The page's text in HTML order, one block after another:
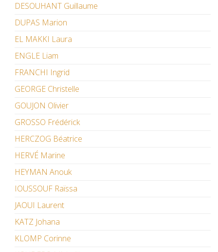
DESOUHANT Guillaume
DUPAS Marion
EL MAKKI Laura
ENGLE Liam
FRANCHI Ingrid
GEORGE Christelle
GOUJON Olivier
GROSSO Frédérick
HERCZOG Béatrice
HERVÉ Marine
HEYMAN Anouk
IOUSSOUF Raïssa
JAOUI Laurent
KATZ Johana
KLOMP Corinne